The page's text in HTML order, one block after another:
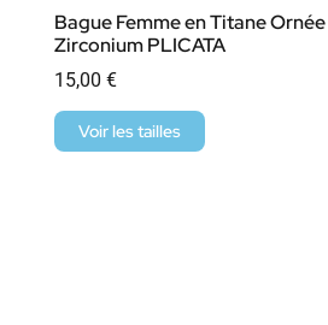
Bague Femme en Titane Ornée
Zirconium PLICATA
15,00 €
Voir les tailles